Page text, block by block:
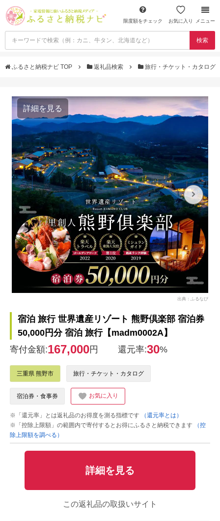
限度額をチェック お気に入り メニュー
検索
ふるさと納税ナビ TOP 返礼品検索 旅行・チケット・カタログ
詳細を見る
出典：ふるなび
宿泊 旅行 世界遺産リゾート 熊野倶楽部 宿泊券
50,000円分 宿泊 旅行【madm0002A】
寄付金額:167,000円 還元率:30%
三重県 熊野市 旅行・チケット・カタログ
宿泊券・食事券 お気に入り
※「還元率」とは返礼品のお得度を測る指標です
（還元率とは）
※「控除上限額」の範囲内で寄付するとお得にふるさと納税できます
（控
除上限額を調べる）
詳細を見る
この返礼品の取扱いサイト